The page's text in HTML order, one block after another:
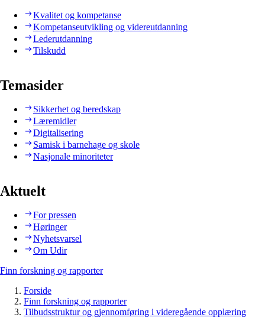
Kvalitet og kompetanse
Kompetanseutvikling og videreutdanning
Lederutdanning
Tilskudd
Temasider
Sikkerhet og beredskap
Læremidler
Digitalisering
Samisk i barnehage og skole
Nasjonale minoriteter
Aktuelt
For pressen
Høringer
Nyhetsvarsel
Om Udir
Finn forskning og rapporter
Forside
Finn forskning og rapporter
Tilbudsstruktur og gjennomføring i videregående opplæring